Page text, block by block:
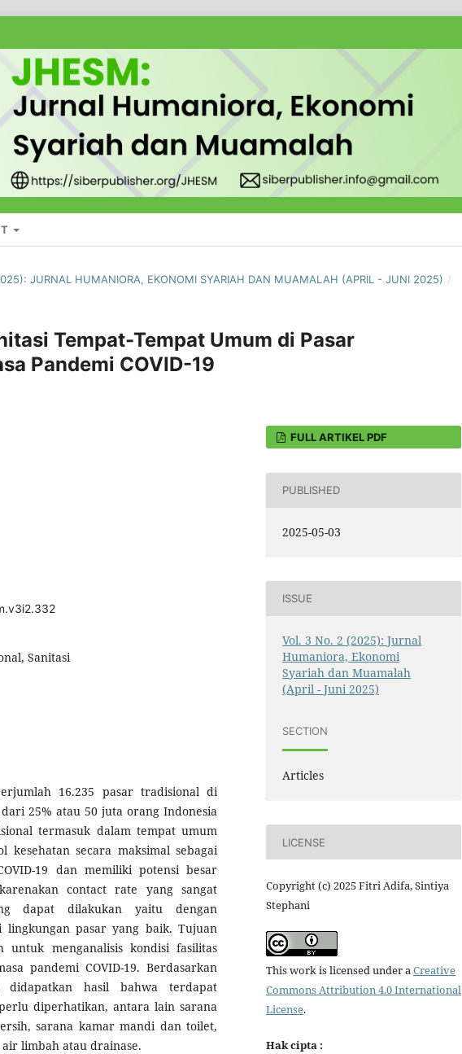
JURNAL HUMANIORA, EKONOMI SYARIAH DAN MUAMALAH (APRIL - JUNI 2025) /
Tempat-Tempat Umum di Pasar
Pandemi COVID-19
Sanitasi
16.235 pasar tradisional di
25% atau 50 juta orang Indonesia
termasuk dalam tempat umum
secara maksimal sebagai
19 dan memiliki potensi besar
contact rate yang sangat
dapat dilakukan yaitu dengan
lingkungan pasar yang baik. Tujuan
menganalisis kondisi fasilitas
pandemi COVID-19. Berdasarkan
hasil bahwa terdapat
diperhatikan, antara lain sarana
sarana kamar mandi dan toilet,
limbah atau drainase.
FULL ARTIKEL PDF
PUBLISHED
2025-05-03
ISSUE
Vol. 3 No. 2 (2025): Jurnal
Humaniora, Ekonomi
Syariah dan Muamalah
(April - Juni 2025)
SECTION
Articles
LICENSE
Copyright (c) 2025 Fitri Adifa, Sintiya
Stephani
This work is licensed under aCreative
Commons Attribution 4.0 International
License.
Hak cipta :